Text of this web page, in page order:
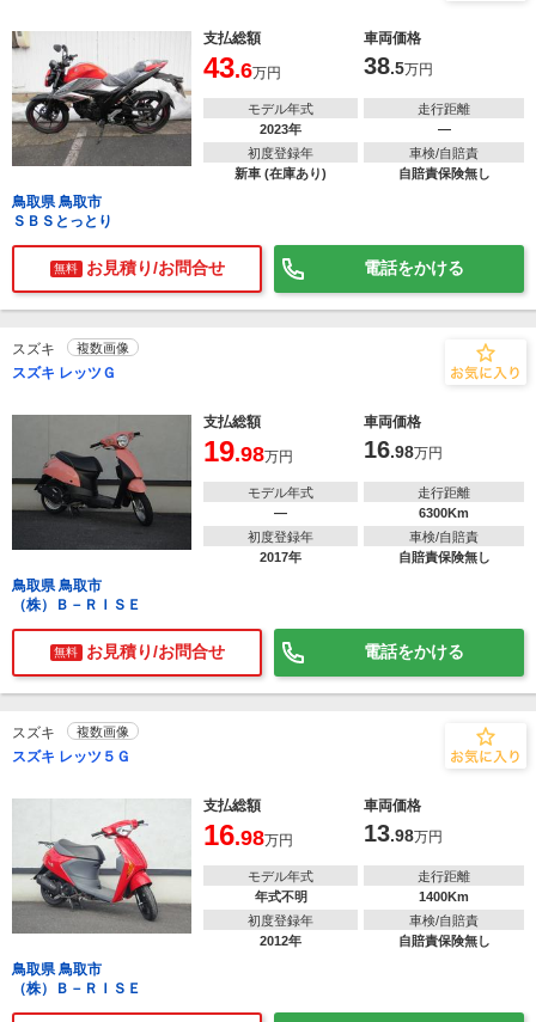
支払総額 車両価格
43.6万円 38.5万円
モデル年式
2023年
走行距離
―
初度登録年
新車 (在庫あり)
車検/自賠責
自賠責保険無し
鳥取県 鳥取市
ＳＢＳとっとり
無料 お見積り/お問合せ 電話をかける
スズキ 複数画像
スズキ レッツＧ
支払総額 車両価格
19.98万円 16.98万円
モデル年式
―
走行距離
6300Km
初度登録年
2017年
車検/自賠責
自賠責保険無し
鳥取県 鳥取市
（株）Ｂ－ＲＩＳＥ
無料 お見積り/お問合せ 電話をかける
スズキ 複数画像
スズキ レッツ５Ｇ
支払総額 車両価格
16.98万円 13.98万円
モデル年式
年式不明
走行距離
1400Km
初度登録年
2012年
車検/自賠責
自賠責保険無し
鳥取県 鳥取市
（株）Ｂ－ＲＩＳＥ